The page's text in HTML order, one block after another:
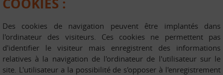
Des cookies de navigation peuvent être implantés dans
l'ordinateur des visiteurs. Ces cookies ne permettent pas
d'identifier le visiteur mais enregistrent des informations
relatives à la navigation de l'ordinateur de l'utilisateur sur le
site. L'utilisateur a la possibilité de s'opposer à l'enregistrement